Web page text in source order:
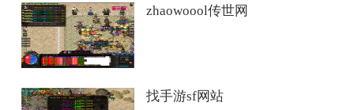
zhaowoool传世网
找手游sf网站